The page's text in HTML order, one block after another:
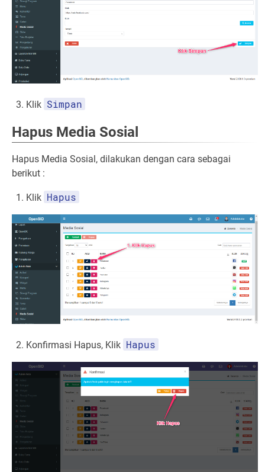
Klik Simpan
Hapus Media Sosial
Hapus Media Sosial, dilakukan dengan cara sebagai
berikut :
Klik Hapus
Konfirmasi Hapus, Klik Hapus